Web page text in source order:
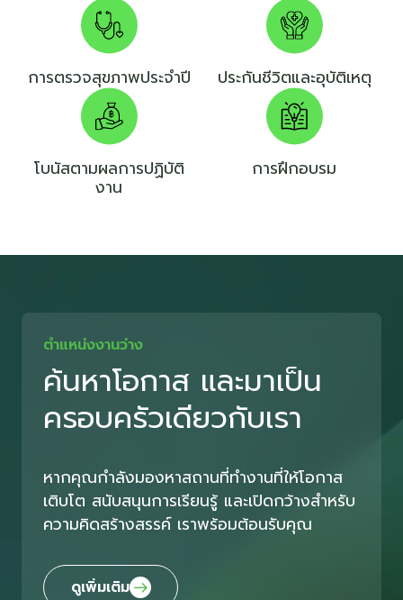
การตรวจสุขภาพประจำปี ประกันชีวิตและอุบัติเหตุ
โบนัสตามผลการปฏิบัติ
งาน
การฝึกอบรม
ตำแหน่งงานว่าง
ค้นหาโอกาส และมาเป็น
ครอบครัวเดียวกับเรา
หากคุณกำลังมองหาสถานที่ทำงานที่ให้โอกาส
เติบโต สนับสนุนการเรียนรู้ และเปิดกว้างสำหรับ
ความคิดสร้างสรรค์ เราพร้อมต้อนรับคุณ
ดูเพิ่มเติม